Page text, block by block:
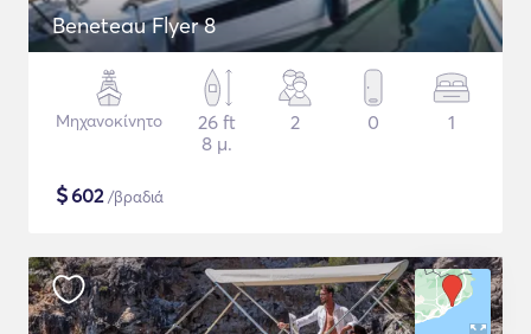
Beneteau Flyer 8
Μηχανοκίνητο
26 ft
8 μ.
2 0 1
$602/βραδιά